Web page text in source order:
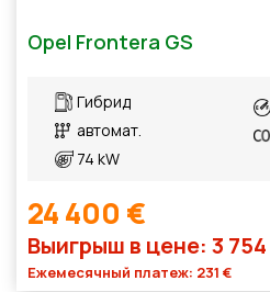
Opel Frontera GS
Гибрид
автомат.
74 kW
24 400 €
Выигрыш в цене: 3
Ежемесячный платеж: 231 €